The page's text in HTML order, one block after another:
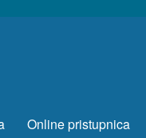
Online pristupnica